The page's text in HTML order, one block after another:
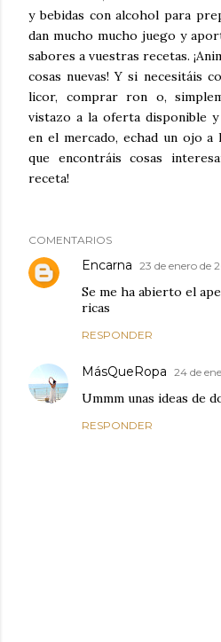
y bebidas con alcohol para
dan mucho mucho juego y
sabores a vuestras recetas.
cosas nuevas! Y si necesitáis
licor, comprar ron o,
vistazo a la oferta disponible y
en el mercado, echad un ojo a
que encontráis cosas
receta!
COMENTARIOS
Encarna 23 de enero de
Se me ha abierto el
ricas
RESPONDER
MásQueRopa 24 de
Ummm unas ideas de
RESPONDER